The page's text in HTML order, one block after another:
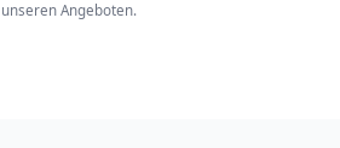
unseren Angeboten.